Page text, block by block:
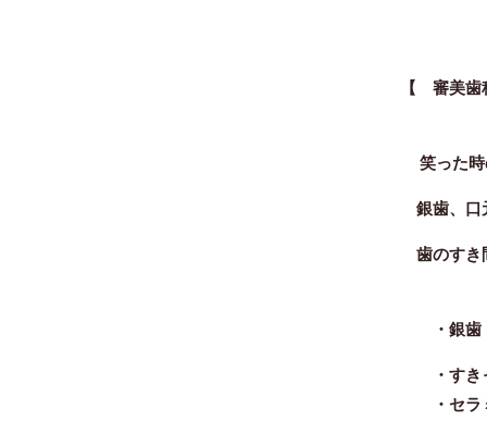
【 審美
笑った時
銀歯、口
歯のすき
・ 銀
・すき
・セラミ